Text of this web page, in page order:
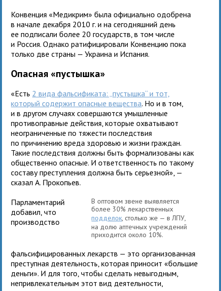
Конвенция «Медикрим» была официально одобрена
в начале декабря 2010 г. и на сегодняшний день
ее подписали более 20 государств, в том числе
и Россия. Однако ратифицировали Конвенцию пока
только две страны — Украина и Испания.
Опасная «пустышка»
«Есть 2 вида фальсификата: „пустышка“ и тот,
который содержит опасные вещества. Но и в том,
и в другом случаях совершаются умышленные
противоправные действия, которые охватывают
неограниченные по тяжести последствия
по причинению вреда здоровью и жизни граждан.
Такие последствия должны быть формализованы как
общественно опасные. И ответственность по такому
составу преступления должна быть серьезной», —
сказал А. Прокопьев.
В оптовом звене выявляется
более 30% лекарственных
подделок , столько же — в ЛПУ,
на долю аптечных учреждений
приходится около 10%.
Парламентарий
добавил, что
производство
фальсифицированных лекарств — это организованная
преступная деятельность, которая приносит «большие
деньги». И для того, чтобы сделать невыгодным,
непривлекательным этот вид деятельности,